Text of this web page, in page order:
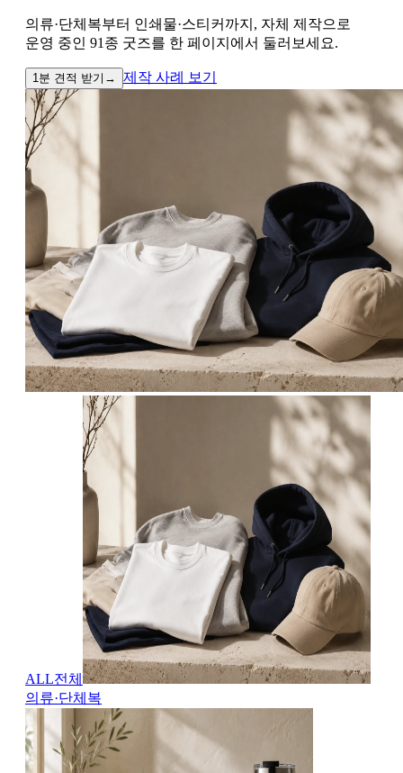
의류·단체복부터 인쇄물·스티커까지, 자체 제작으로
운영 중인 91종 굿즈를 한 페이지에서 둘러보세요.
1분 견적 받기 → 제작 사례 보기
ALL전체
의류·단체복